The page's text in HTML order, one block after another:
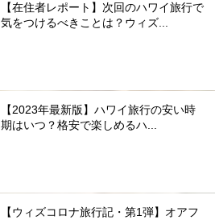
【在住者レポート】次回のハワイ旅行で
気をつけるべきことは？ウィズ...
【2023年最新版】ハワイ旅行の安い時
期はいつ？格安で楽しめるハ...
【ウィズコロナ旅行記・第1弾】オアフ